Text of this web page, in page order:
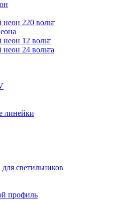
220 вольт
12 вольт
24 вольта
линейки
светильников
профиль